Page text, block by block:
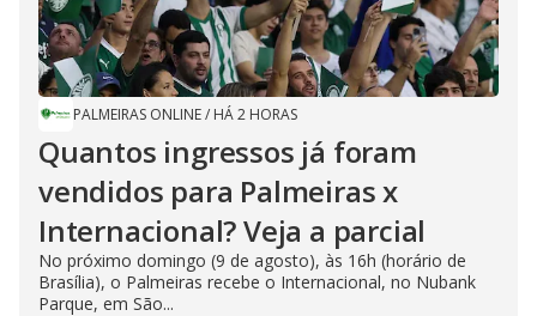
PALMEIRAS ONLINE/ HÁ 2 HORAS
Quantos ingressos já foram
vendidos para Palmeiras x
Internacional? Veja a parcial
No próximo domingo (9 de agosto), às 16h (horário de
Brasília), o Palmeiras recebe o Internacional, no Nubank
Parque, em São...